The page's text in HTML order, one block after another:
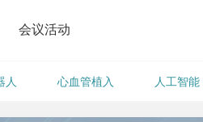
会议活动
人 心血管植入 人工智能